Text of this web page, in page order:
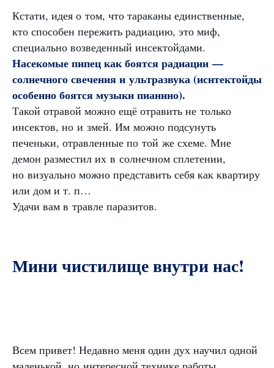
Кстати, идея о том, что тараканы единственные,
кто способен пережить радиацию, это миф,
специально возведенный инсектойдами.
Насекомые пипец как боятся радиации —
солнечного свечения и ультразвука (иснтектойды
особенно боятся музыки пианино).
Такой отравой можно ещё отравить не только
инсектов, но и змей. Им можно подсунуть
печеньки, отравленные по той же схеме. Мне
демон разместил их в солнечном сплетении,
но визуально можно представить себя как квартиру
или дом и т. п…
Удачи вам в травле паразитов.
Мини чистилище внутри нас!
Всем привет! Недавно меня один дух научил одной